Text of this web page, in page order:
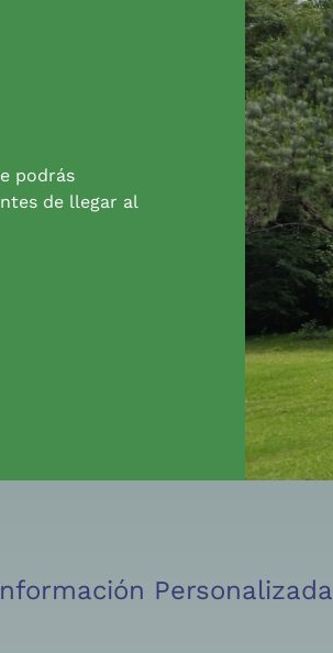
podrás
de llegar al
Personalizada